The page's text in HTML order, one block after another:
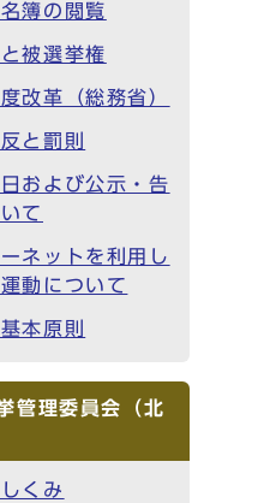
簿の閲覧
被選挙権
改革（総務省）
と罰則
および公示・告
て
ネットを利用し
動について
本原則
管理委員会（北
くみ